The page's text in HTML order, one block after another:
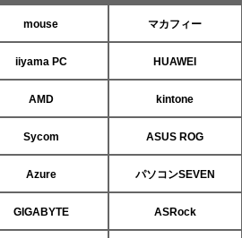
mouse マカフィー
iiyama PC HUAWEI
AMD kintone
Sycom ASUS ROG
Azure パソコンSEVEN
GIGABYTE ASRock